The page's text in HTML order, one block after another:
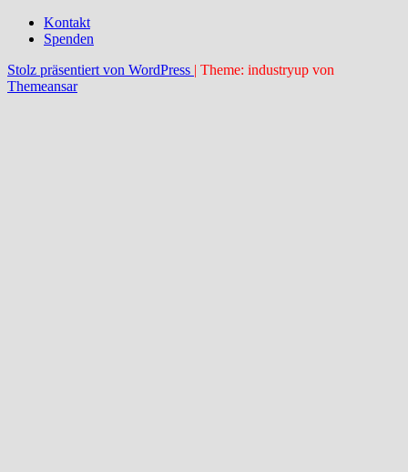
Kontakt
Spenden
Stolz präsentiert von WordPress | Theme: industryup von
Themeansar